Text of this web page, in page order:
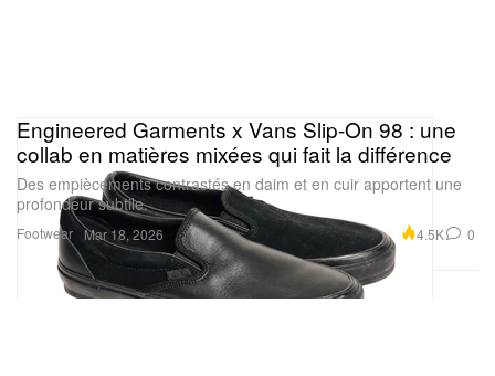
Footwear
Engineered Garments x Vans Slip-On 98 : une
collab en matières mixées qui fait la différence
Des empiècements contrastés en daim et en cuir apportent une
profondeur subtile.
Mar 18, 2026 4.5K 0